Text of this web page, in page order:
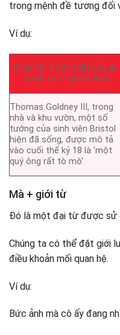
trong mệnh đề tương đối
Ví dụ:
Chuẩn bị trước mặt của ai
danh từ -> chính thức
Thomas Goldney III, trong
nhà và khu vườn, một số
tướng của sinh viên Bristol
hiện đã sống, được mô tả
vào cuối thế kỷ 18 là 'một
quý ông rất tò mò'.
Mà + giới từ
Đó là một đại từ được sử
Chúng ta có thể đặt giới
điều khoản mối quan hệ.
Ví dụ:
Bức ảnh mà cô ấy đang